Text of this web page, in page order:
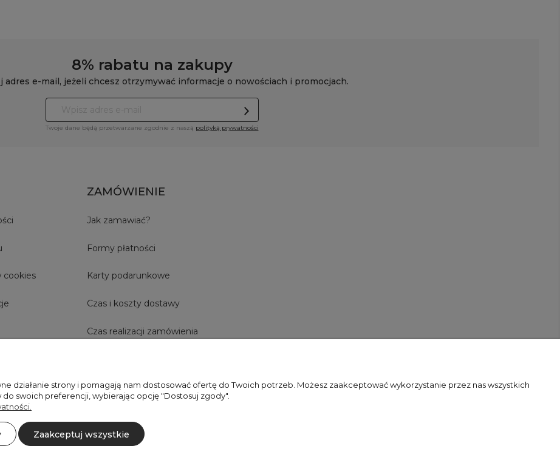
8% rabatu na zakupy
adres e-mail, jeżeli chcesz otrzymywać informacje o nowościach i promocjach.
Twoje dane będą przetwarzane zgodnie z naszą polityką prywatności
cookies
ZAMÓWIENIE
Jak zamawiać?
Formy płatności
Karty podarunkowe
Czas i koszty dostawy
Czas realizacji zamówienia
+48606673390 sprzedaz@belldecohome.pl
działanie strony i pomagają nam dostosować ofertę do Twoich potrzeb. Możesz zaakceptować wykorzystanie przez nas wszystkich
swoich preferencji, wybierając opcję "Dostosuj zgody".
Zaakceptuj wszystkie